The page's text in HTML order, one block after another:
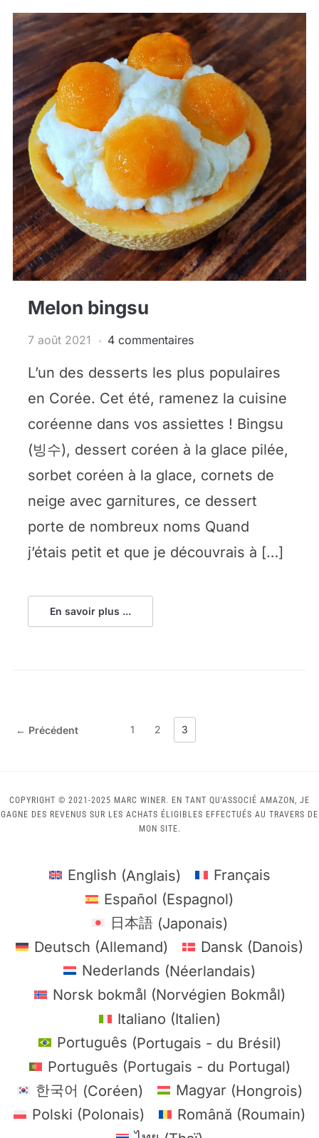
Melon bingsu
7 août 2021 4 commentaires
L’un des desserts les plus populaires
en Corée. Cet été, ramenez la cuisine
coréenne dans vos assiettes ! Bingsu
(빙수), dessert coréen à la glace pilée,
sorbet coréen à la glace, cornets de
neige avec garnitures, ce dessert
porte de nombreux noms Quand
j’étais petit et que je découvrais à […]
En savoir plus ...
← Précédent 1 2 3
COPYRIGHT © 2021-2025 MARC WINER. EN TANT QU'ASSOCIÉ AMAZON, JE
GAGNE DES REVENUS SUR LES ACHATS ÉLIGIBLES EFFECTUÉS AU TRAVERS DE
MON SITE.
English (Anglais)
Français
Español (Espagnol)
日本語(Japonais)
Deutsch (Allemand) Dansk (Danois)
Nederlands (Néerlandais)
Norsk bokmål (Norvégien Bokmål)
Italiano (Italien)
Português (Portugais - du Brésil)
Português (Portugais - du Portugal)
한국어 (Coréen) Magyar (Hongrois)
Polski (Polonais) Română (Roumain)